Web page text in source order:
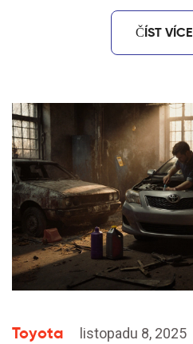
ČÍST VÍCE
Toyota listopadu 8, 2025